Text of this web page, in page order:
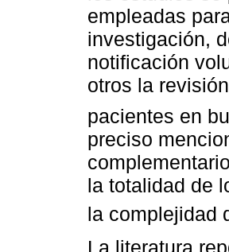
empleadas
investigación,
notificación
otros la
pacientes en
preciso
la totalidad de
la complejidad